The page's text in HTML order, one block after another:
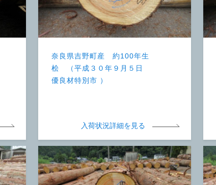
奈良県吉野町産 約100年生
桧 （平成３０年９月５日
優良材特別市 ）
入荷状況詳細を見る